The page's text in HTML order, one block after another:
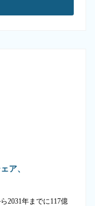
ア、
2031年までに117億